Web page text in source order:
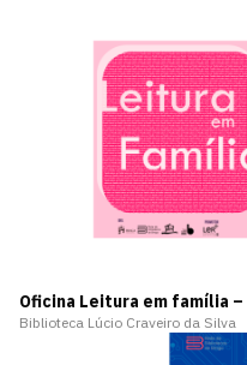
Oficina Leitura em família
Biblioteca Lúcio Craveiro da Silva